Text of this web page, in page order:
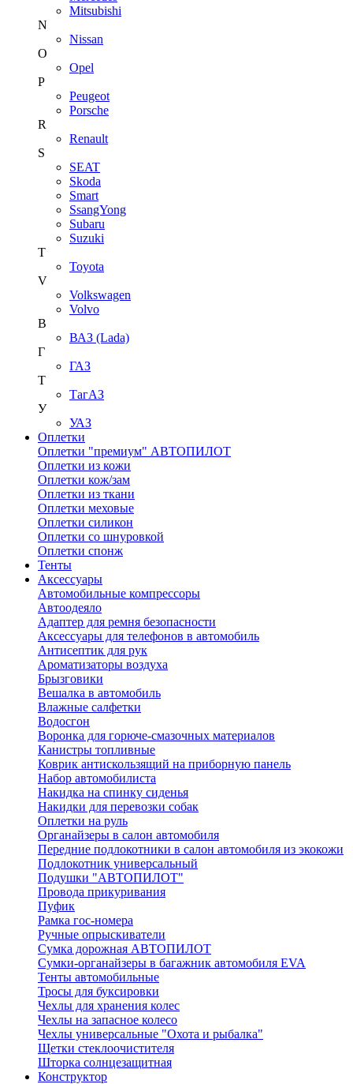
Mitsubishi
N
Nissan
O
Opel
P
Peugeot
Porsche
R
Renault
S
SEAT
Skoda
Smart
SsangYong
Subaru
Suzuki
T
Toyota
V
Volkswagen
Volvo
В
ВАЗ (Lada)
Г
ГАЗ
Т
ТагАЗ
У
УАЗ
Оплетки
Оплетки "премиум" АВТОПИЛОТ
Оплетки из кожи
Оплетки кож/зам
Оплетки из ткани
Оплетки меховые
Оплетки силикон
Оплетки со шнуровкой
Оплетки спонж
Тенты
Аксессуары
Автомобильные компрессоры
Автоодеяло
Адаптер для ремня безопасности
Аксессуары для телефонов в автомобиль
Антисептик для рук
Ароматизаторы воздуха
Брызговики
Вешалка в автомобиль
Влажные салфетки
Водосгон
Воронка для горюче-смазочных материалов
Канистры топливные
Коврик антискользящий на приборную панель
Набор автомобилиста
Накидка на спинку сиденья
Накидки для перевозки собак
Оплетки на руль
Органайзеры в салон автомобиля
Передние подлокотники в салон автомобиля из экокожи
Подлокотник универсальный
Подушки "АВТОПИЛОТ"
Провода прикуривания
Пуфик
Рамка гос-номера
Ручные опрыскиватели
Сумка дорожная АВТОПИЛОТ
Сумки-органайзеры в багажник автомобиля EVA
Тенты автомобильные
Тросы для буксировки
Чехлы для хранения колес
Чехлы на запасное колесо
Чехлы универсальные "Охота и рыбалка"
Щетки стеклоочистителя
Шторка солнцезащитная
Конструктор